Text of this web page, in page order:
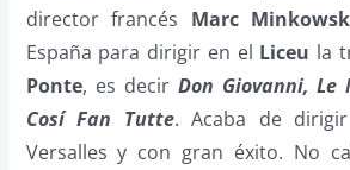
director francés Marc
España para dirigir en el Liceu la
Ponte, es decir Don Giovanni, Le
Cosí Fan Tutte. Acaba de
Versalles y con gran éxito. No